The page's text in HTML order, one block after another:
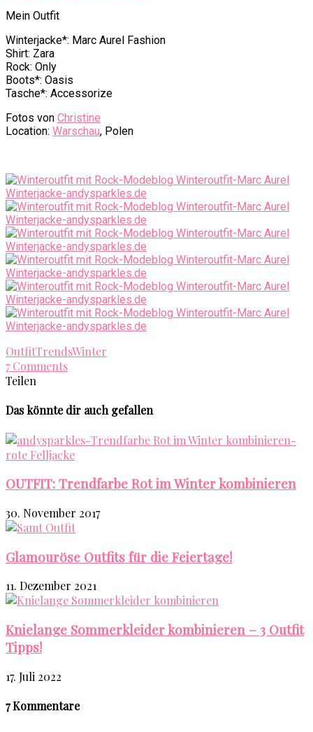
Mein Outfit
Winterjacke*: Marc Aurel Fashion
Shirt: Zara
Rock: Only
Boots*: Oasis
Tasche*: Accessorize
Fotos von Christine
Location: Warschau, Polen
OutfitTrendsWinter
7 Comments
Teilen
Das könnte dir auch gefallen
OUTFIT: Trendfarbe Rot im Winter kombinieren
30. November 2017
Glamouröse Outfits für die Feiertage!
11. Dezember 2021
Knielange Sommerkleider kombinieren – 3 Outfit
Tipps!
17. Juli 2022
7 Kommentare